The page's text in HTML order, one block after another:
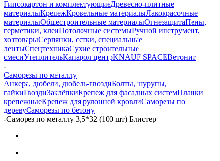
Гипсокартон и комплектующиеДревесно-плитные
материалыКрепежКровельные материалыЛакокрасочные
материалыОбщестроительные материалыОгнезащитаПены,
герметики, клеиПотолочные системыРучной инструмент,
хозтоварыСерпянки, сетки, специальные
лентыСпецтехникаСухие строительные
смесиУтеплительКапарол центрKNAUF SPACEВетонит
-
Саморезы по металлу
Анкера, дюбели, дюбель-гвоздиБолты, шурупы,
гайкиГвоздиЗаклёпкиКрепеж для фасадных системПланки
крепежныеКрепеж для рулонной кровлиСаморезы по
деревуСаморезы по бетону
-Саморез по металлу 3,5*32 (100 шт) Блистер